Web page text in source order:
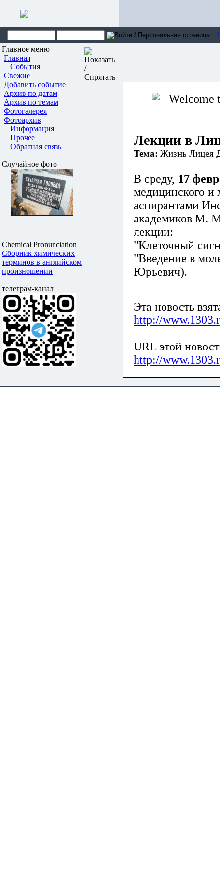
Главное меню
Главная
События
Свежие
Добавить событие
Архив по датам
Архив по темам
Фотогалерея
Фотоархив
Информация
Прочее
Обратная связь
Случайное фото
Chemical Pronunciation
Сборник химических
терминов в английском
произношении
телеграм-канал
Лекции в
Тема: Жизнь Лицея
В среду, 17
медицинского и
аспирантами
академиков М.
лекции:
"Клеточный
"Введение в
Юрьевич).
Эта новость
http://
URL этой
http://